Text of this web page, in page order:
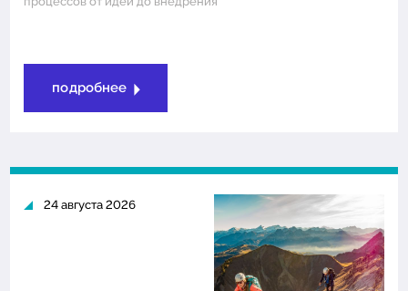
подробнее
24 августа 2026